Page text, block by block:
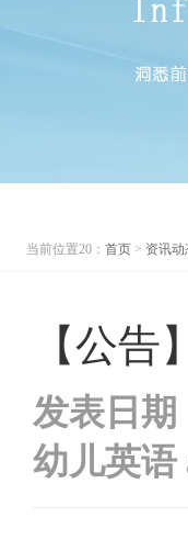
当前位置20： 首页 > 资讯动
【公
发表日期
幼儿英语